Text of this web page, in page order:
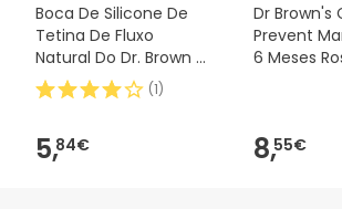
Boca De Silicone De
Tetina De Fluxo
Natural Do Dr. Brown E
Padrão 2uds
(1)
5,84€
Dr Brown's
Prevent
6 Meses
8,55€